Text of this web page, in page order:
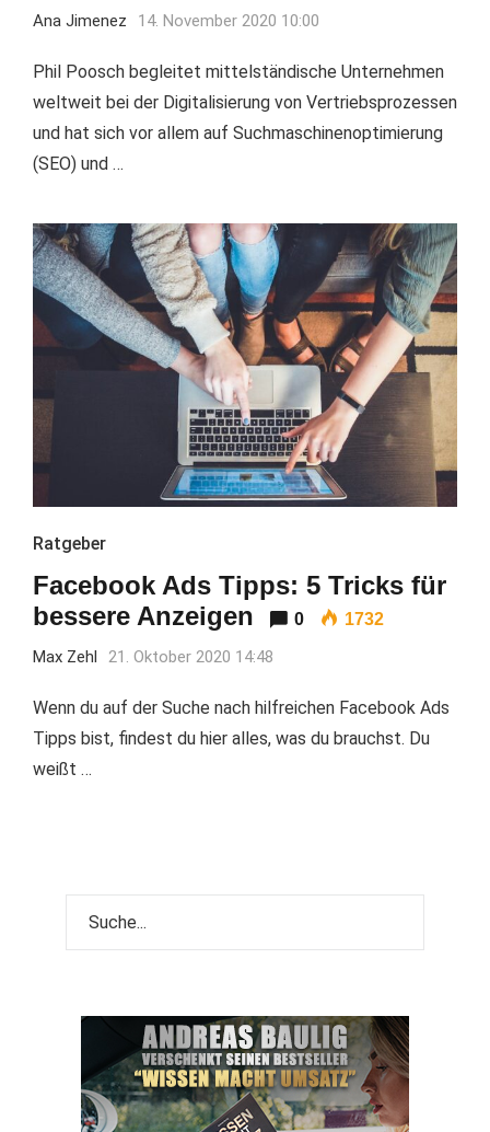
Ana Jimenez 14. November 2020 10:00
Phil Poosch begleitet mittelständische Unternehmen
weltweit bei der Digitalisierung von Vertriebsprozessen
und hat sich vor allem auf Suchmaschinenoptimierung
(SEO) und …
Ratgeber
Facebook Ads Tipps: 5 Tricks für
bessere Anzeigen
0 1732
Max Zehl 21. Oktober 2020 14:48
Wenn du auf der Suche nach hilfreichen Facebook Ads
Tipps bist, findest du hier alles, was du brauchst. Du
weißt …